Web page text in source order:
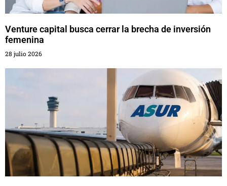
Venture capital busca cerrar la brecha de inversión
femenina
28 julio 2026